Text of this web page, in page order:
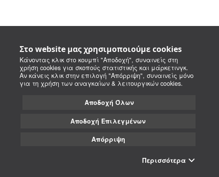
Στο website μας χρησιμοποιούμε cookies
Κάνοντας κλικ στο κουμπί "Αποδοχή", συναινείς στη
χρήση cookies για σκοπούς στατιστικής και μάρκετινγκ.
Αν κάνεις κλικ στην επιλογή "Απόρριψη", συναινείς μόνο
για τη χρήση των αναγκαίων & λειτουργικών cookies.
Αποδοχή Όλων
Αποδοχή Επιλεγμένων
Απόρριψη
Περισσότερα